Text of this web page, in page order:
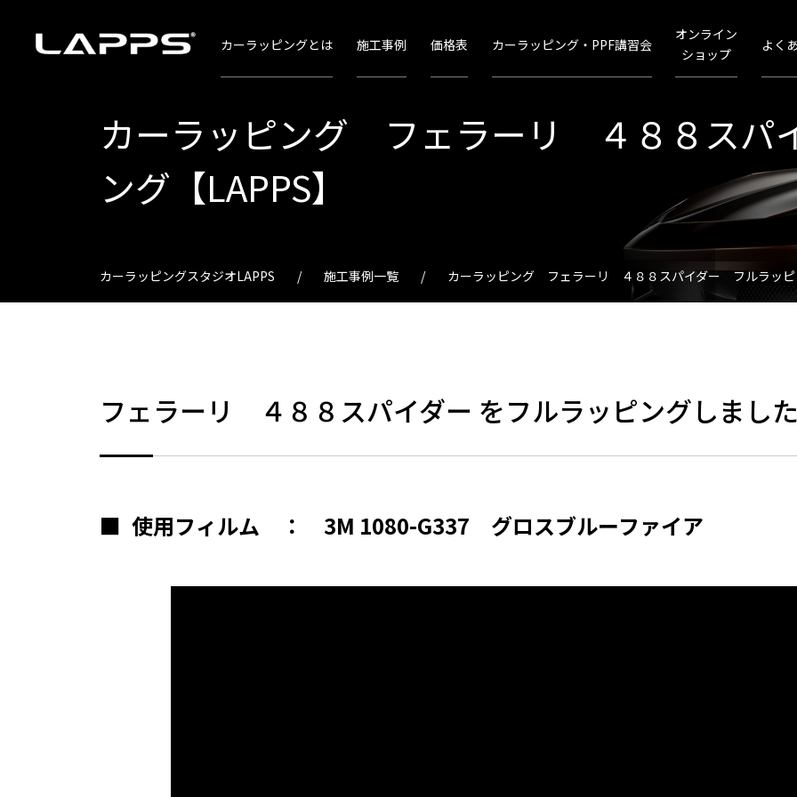
カーラッピングとは 施工事例 価格表 カーラッピング・PPF講習会
オンライン
ショップ
よく
カーラッピング フェラーリ ４８８スパ
ング【LAPPS】
カーラッピングスタジオLAPPS 施工事例一覧 カーラッピング フェラーリ ４８８スパイダー フルラッピ
フェラーリ ４８８スパイダー をフルラッピングしまし
■ 使用フィルム ： 3M 1080-G337 グロスブルーファイア